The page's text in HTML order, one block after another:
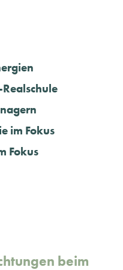
im Fokus
Fokus
beim